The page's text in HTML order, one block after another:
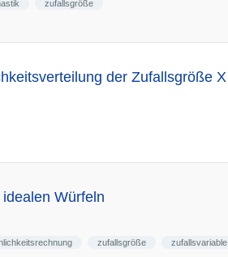
zufallsgröße
der Zufallsgröße X
Würfeln
zufallsgröße zufallsvariable